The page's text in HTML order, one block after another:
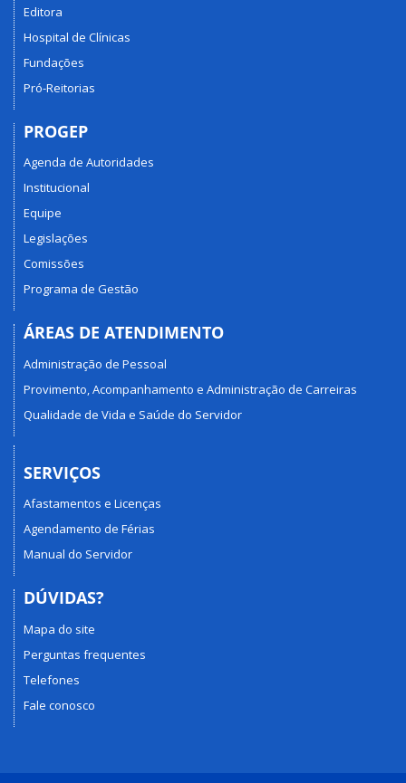
Editora
Hospital de Clínicas
Fundações
Pró-Reitorias
PROGEP
Agenda de Autoridades
Institucional
Equipe
Legislações
Comissões
Programa de Gestão
ÁREAS DE ATENDIMENTO
Administração de Pessoal
Provimento, Acompanhamento e Administração de Carreiras
Qualidade de Vida e Saúde do Servidor
SERVIÇOS
Afastamentos e Licenças
Agendamento de Férias
Manual do Servidor
DÚVIDAS?
Mapa do site
Perguntas frequentes
Telefones
Fale conosco